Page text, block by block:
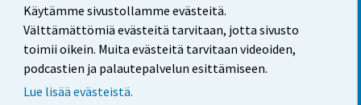
Käytämme sivustollamme evästeitä.
Välttämättömiä evästeitä tarvitaan, jotta sivusto
toimii oikein. Muita evästeitä tarvitaan videoiden,
podcastien ja palautepalvelun esittämiseen.
Lue lisää evästeistä.
Palaute
Käyttöehdot